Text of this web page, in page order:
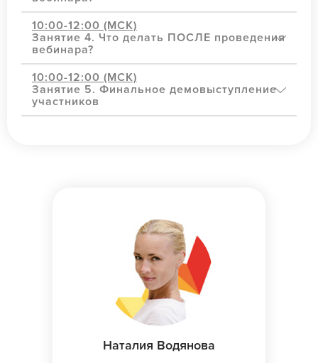
10:00-12:00 (МСК)
Занятие 4. Что делать ПОСЛЕ проведения
вебинара?
10:00-12:00 (МСК)
Занятие 5. Финальное демовыступление
участников
Наталия Водянова